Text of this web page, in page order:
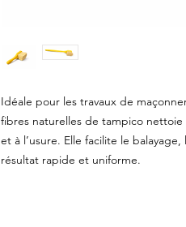
Idéale pour les travaux de
fibres naturelles de tampico
et à l’usure. Elle facilite le
résultat rapide et uniforme.